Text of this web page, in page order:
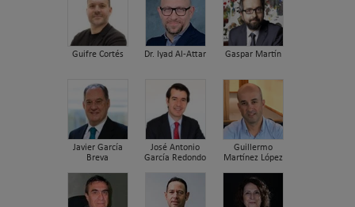
Guifre Cortés Dr. Iyad Al-Attar Gaspar Martín
Javier García
Breva
José Antonio
García Redondo
Guillermo
Martínez López